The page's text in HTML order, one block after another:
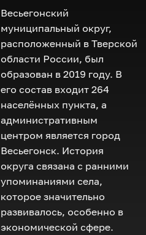
Весьегонский
муниципальный округ,
расположенный в Тверской
области России, был
образован в 2019 году. В
его состав входит 264
населённых пункта, а
административным
центром является город
Весьегонск. История
округа связана с ранними
упоминаниями села,
которое значительно
развивалось, особенно в
экономической сфере.